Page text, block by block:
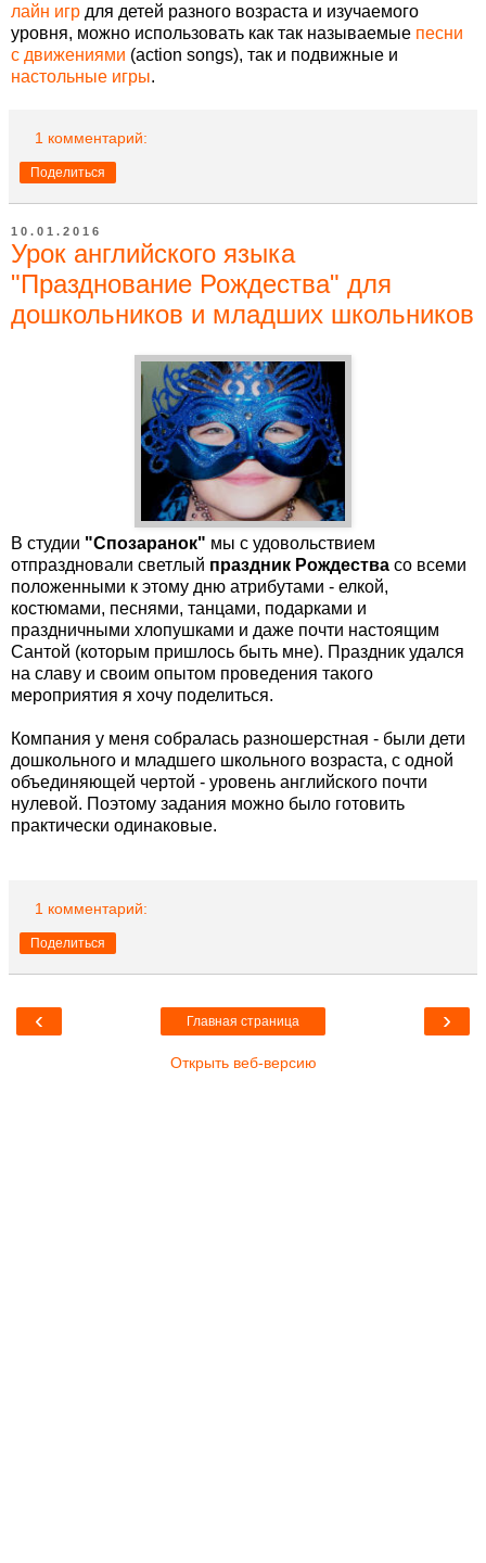
лайн игр для детей разного возраста и изучаемого
уровня, можно использовать как так называемые песни
с движениями (action songs), так и подвижные и
настольные игры.
1 комментарий:
Поделиться
10.01.2016
Урок английского языка
"Празднование Рождества" для
дошкольников и младших школьников
В студии "Спозаранок" мы с удовольствием
отпраздновали светлый праздник Рождества со всеми
положенными к этому дню атрибутами - елкой,
костюмами, песнями, танцами, подарками и
праздничными хлопушками и даже почти настоящим
Сантой (которым пришлось быть мне). Праздник удался
на славу и своим опытом проведения такого
мероприятия я хочу поделиться.
Компания у меня собралась разношерстная - были дети
дошкольного и младшего школьного возраста, с одной
объединяющей чертой - уровень английского почти
нулевой. Поэтому задания можно было готовить
практически одинаковые.
1 комментарий:
Поделиться
‹ ›
Главная страница
Открыть веб-версию